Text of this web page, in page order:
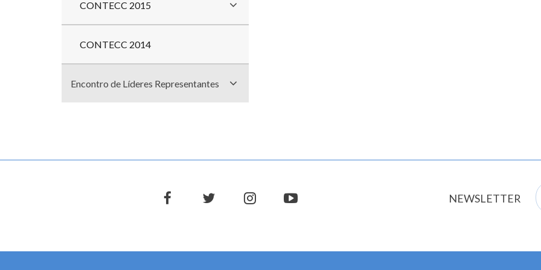
CONTECC 2015
CONTECC 2014
Encontro de Líderes Representantes
facebooktwitter instagramyoutube NEWSLETTER